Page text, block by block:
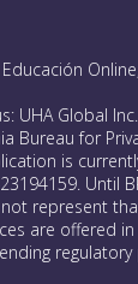
UHA Global
Bureau for
is
Until
represent
are offered
regulatory